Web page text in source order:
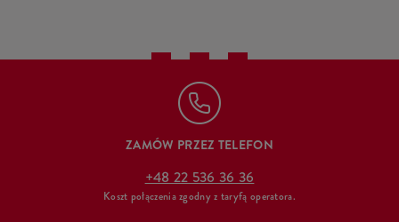
ZAMÓW PRZEZ TELEFON
+48 22 536 36 36
Koszt połączenia zgodny z taryfą operatora.